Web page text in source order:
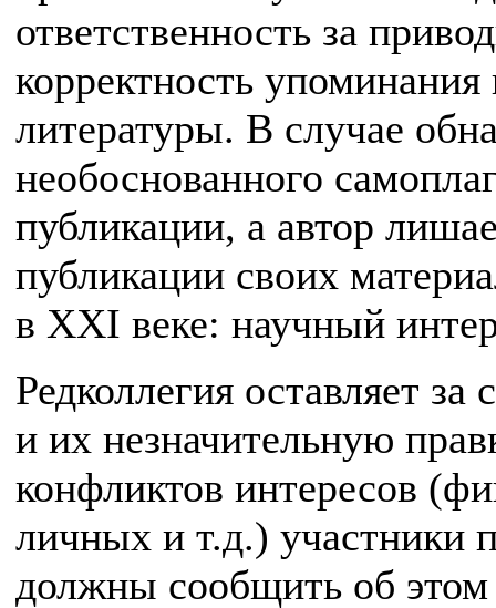
ответственность за
корректность
литературы. В случае
необоснованного
публикации, а автор
публикации своих
в XXI веке: научный
Редколлегия оставляет
и их незначительную
конфликтов интересов
личных и т.д.) участники
должны сообщить об